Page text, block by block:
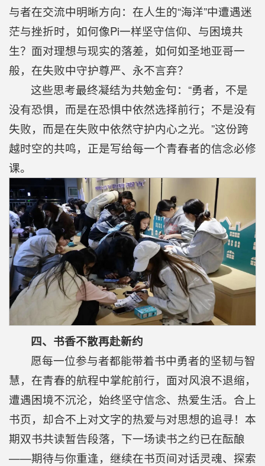
与者在交流中明晰方向：在人生的“海洋”中遭遇迷
茫与挫折时，如何像Pi一样坚守信仰、与困境共
生？面对理想与现实的落差，如何如圣地亚哥一
般，在失败中守护尊严、永不言弃？
这些思考最终凝结为共勉金句：“勇者，不是
没有恐惧，而是在恐惧中依然选择前行；不是没有
失败，而是在失败中依然守护内心之光。”这份跨
越时空的共鸣，正是写给每一个青春者的信念必修
课。
四、书香不散再赴新约
愿每一位参与者都能带着书中勇者的坚韧与智
慧，在青春的航程中掌舵前行，面对风浪不退缩，
遭遇困境不沉沦，始终坚守信念、热爱生活。合上
书页，却合不上对文字的热爱与对思想的追寻！本
期双书共读暂告段落，下一场读书之约已在酝酿
——期待与你重逢，继续在书页间对话灵魂、探索